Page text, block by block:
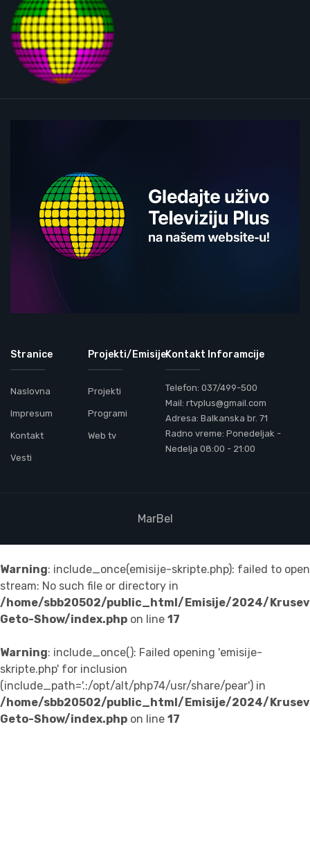
Stranice
Naslovna
Impresum
Kontakt
Vesti
Projekti/Emisije
Projekti
Programi
Web tv
Kontakt Inforamcije
Telefon: 037/499-500
Mail: rtvplus@gmail.com
Adresa: Balkanska br. 71
Radno vreme: Ponedeljak -
Nedelja 08:00 - 21:00
MarBel
Warning: include_once(emisije-skripte.php): failed to open
stream: No such file or directory in
/home/sbb20502/public_html/Emisije/2024/
Geto-Show/index.php on line 17
Warning: include_once(): Failed opening 'emisije-
skripte.php' for inclusion
(include_path='.:/opt/alt/php74/usr/share/pear') in
/home/sbb20502/public_html/Emisije/2024/
Geto-Show/index.php on line 17